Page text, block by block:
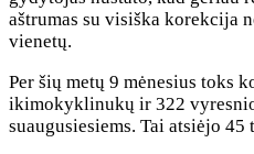
aštrumas su visiška korekcija
vienetų.
Per šių metų 9 mėnesius toks
ikimokyklinukų ir 322
suaugusiesiems. Tai atsiėjo 45